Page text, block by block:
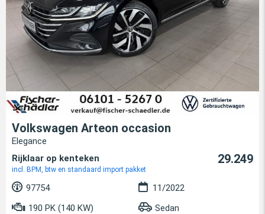
Volkswagen Arteon occasion
Elegance
Rijklaar op kenteken
incl. BPM, btw en standaard import pakket
29.249
97754
11/2022
190 PK (140 KW)
Sedan